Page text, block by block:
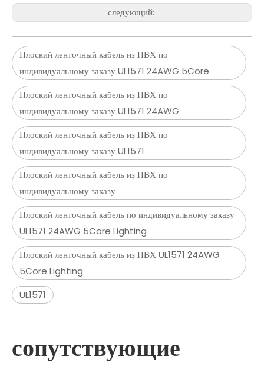
следующий:
Плоский ленточный кабель из ПВХ по
индивидуальному заказу UL1571 24AWG 5Core
Плоский ленточный кабель из ПВХ по
индивидуальному заказу UL1571 24AWG
Плоский ленточный кабель из ПВХ по
индивидуальному заказу UL1571
Плоский ленточный кабель из ПВХ по
индивидуальному заказу
Плоский ленточный кабель по индивидуальному заказу
UL1571 24AWG 5Core Lighting
Плоский ленточный кабель из ПВХ UL1571 24AWG
5Core Lighting
UL1571
сопутствующие